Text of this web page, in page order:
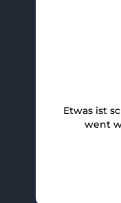
Etwas ist
went